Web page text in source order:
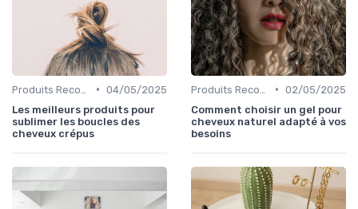
• 04/05/2025
Les meilleurs produits pour
sublimer les boucles des
cheveux crépus
• 02/05/2025
Comment choisir un gel pour
cheveux naturel adapté à vos
besoins